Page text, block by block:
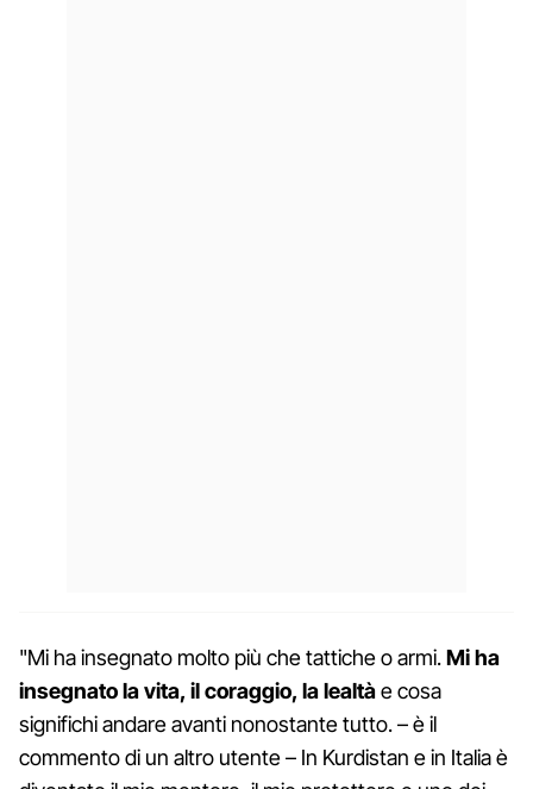
"Mi ha insegnato molto più che tattiche o armi.Mi ha
insegnato la vita, il coraggio, la lealtàe cosa
significhi andare avanti nonostante tutto. – è il
commento di un altro utente – In Kurdistan e in Italia è